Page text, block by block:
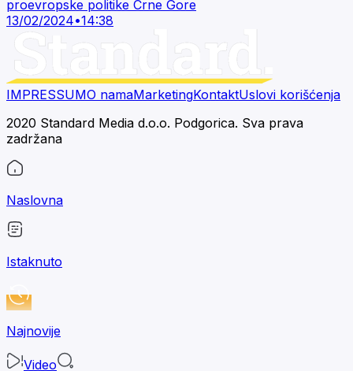
proevropske politike Crne Gore
13/02/2024•14:38
IMPRESSUMO namaMarketingKontaktUslovi korišćenja
2020 Standard Media d.o.o. Podgorica. Sva prava
zadržana
Naslovna
Istaknuto
Najnovije
Video